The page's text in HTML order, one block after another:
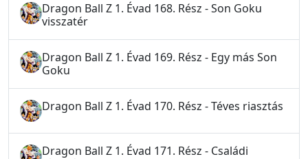
Dragon Ball Z 1. Évad 168. Rész - Son Goku
visszatér
Dragon Ball Z 1. Évad 169. Rész - Egy más Son
Goku
Dragon Ball Z 1. Évad 170. Rész - Téves riasztás
Dragon Ball Z 1. Évad 171. Rész - Családi